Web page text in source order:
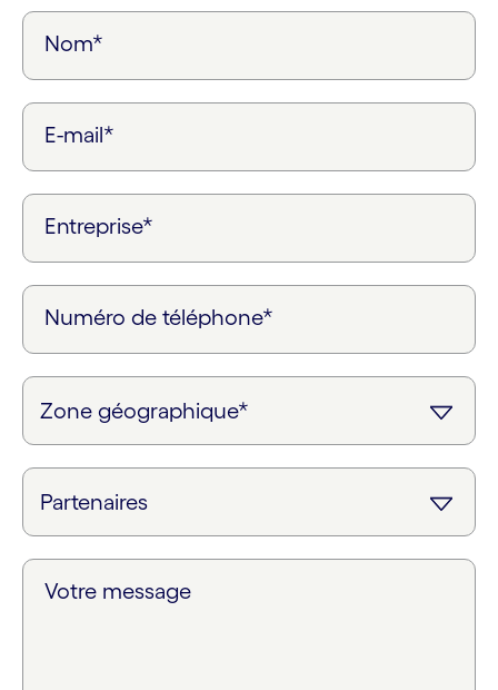
Nom*
E-mail*
Entreprise*
Numéro de téléphone*
Votre message